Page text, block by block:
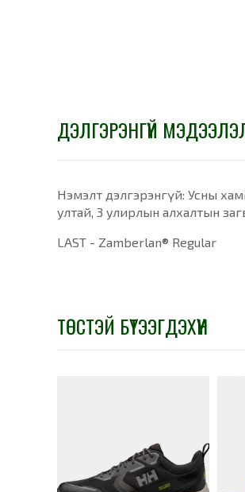
ДЭЛГЭРЭНГҮЙ
Нэмэлт дэлгэрэнгүй: Усны
ултай, 3 улирлын алхалтын
LAST - Zamberlan® Regular
ТӨСТЭЙ БҮТЭЭГДЭХҮҮН